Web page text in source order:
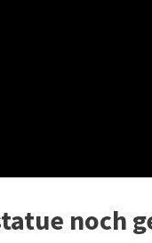
noch